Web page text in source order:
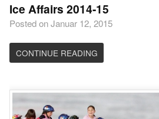
Ice Affairs 2014-15
Posted on Januar 12, 2015
CONTINUE READING